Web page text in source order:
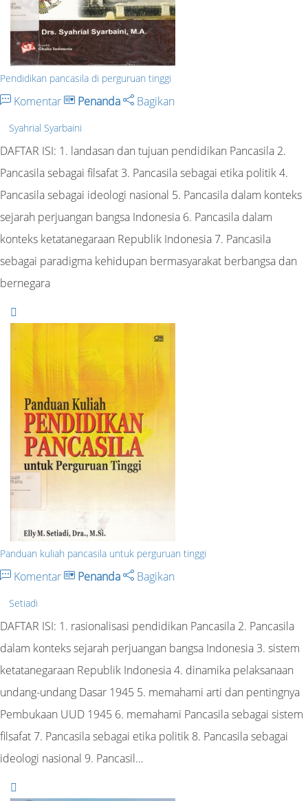
Pendidikan pancasila di perguruan tinggi
Komentar Penanda Bagikan
Syahrial Syarbaini
DAFTAR ISI: 1. landasan dan tujuan pendidikan Pancasila 2.
Pancasila sebagai filsafat 3. Pancasila sebagai etika politik 4.
Pancasila sebagai ideologi nasional 5. Pancasila dalam konteks
sejarah perjuangan bangsa Indonesia 6. Pancasila dalam
konteks ketatanegaraan Republik Indonesia 7. Pancasila
sebagai paradigma kehidupan bermasyarakat berbangsa dan
bernegara
Panduan kuliah pancasila untuk perguruan tinggi
Komentar Penanda Bagikan
Setiadi
DAFTAR ISI: 1. rasionalisasi pendidikan Pancasila 2. Pancasila
dalam konteks sejarah perjuangan bangsa Indonesia 3. sistem
ketatanegaraan Republik Indonesia 4. dinamika pelaksanaan
undang-undang Dasar 1945 5. memahami arti dan pentingnya
Pembukaan UUD 1945 6. memahami Pancasila sebagai sistem
filsafat 7. Pancasila sebagai etika politik 8. Pancasila sebagai
ideologi nasional 9. Pancasil…